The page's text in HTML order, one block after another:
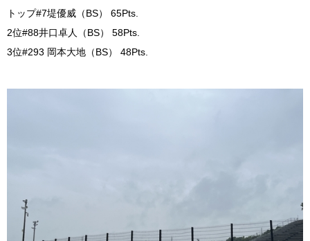
トップ#7堤優威（BS） 65Pts.
2位#88井口卓人（BS） 58Pts.
3位#293 岡本大地（BS） 48Pts.